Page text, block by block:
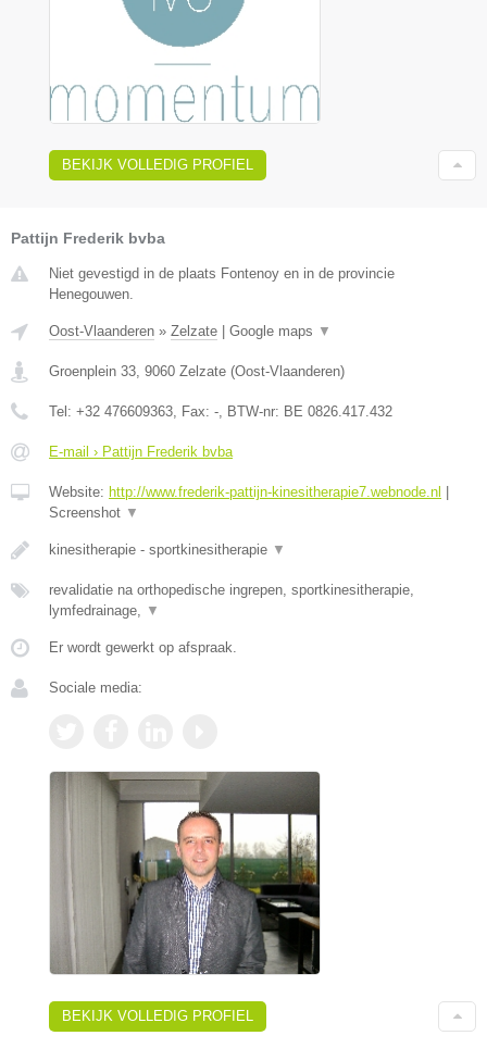
BEKIJK VOLLEDIG PROFIEL
Pattijn Frederik bvba
Niet gevestigd in de plaats Fontenoy en in de provincie
Henegouwen.
Oost-Vlaanderen » Zelzate Google maps ▼
Groenplein 33, 9060 Zelzate (Oost-Vlaanderen)
Tel: +32 476609363, Fax: -, BTW-nr: BE 0826.417.432
E-mail › Pattijn Frederik bvba
Website: http://www.frederik-pattijn-kinesitherapie7.webnode.nl
Screenshot ▼
kinesitherapie - sportkinesitherapie ▼
revalidatie na orthopedische ingrepen, sportkinesitherapie,
lymfedrainage, ▼
Er wordt gewerkt op afspraak.
Sociale media:
BEKIJK VOLLEDIG PROFIEL